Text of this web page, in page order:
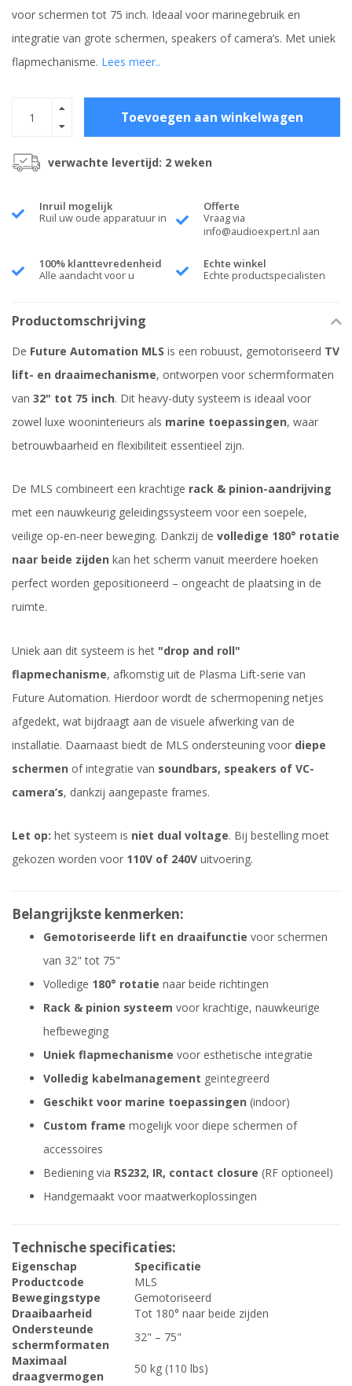
voor schermen tot 75 inch. Ideaal voor marinegebruik en
integratie van grote schermen, speakers of camera’s. Met uniek
flapmechanisme. Lees meer..
Toevoegen aan winkelwagen
verwachte levertijd: 2 weken
Inruil mogelijk
Ruil uw oude apparatuur in
Offerte
Vraag via
info@audioexpert.nl aan
100% klanttevredenheid
Alle aandacht voor u
Echte winkel
Echte productspecialisten
Productomschrijving
De Future Automation MLS is een robuust, gemotoriseerd TV
lift- en draaimechanisme, ontworpen voor schermformaten
van 32" tot 75 inch. Dit heavy-duty systeem is ideaal voor
zowel luxe wooninterieurs als marine toepassingen, waar
betrouwbaarheid en flexibiliteit essentieel zijn.
De MLS combineert een krachtige rack & pinion-aandrijving
met een nauwkeurig geleidingssysteem voor een soepele,
veilige op-en-neer beweging. Dankzij de volledige 180° rotatie
naar beide zijden kan het scherm vanuit meerdere hoeken
perfect worden gepositioneerd – ongeacht de plaatsing in de
ruimte.
Uniek aan dit systeem is het "drop and roll"
flapmechanisme, afkomstig uit de Plasma Lift-serie van
Future Automation. Hierdoor wordt de schermopening netjes
afgedekt, wat bijdraagt aan de visuele afwerking van de
installatie. Daarnaast biedt de MLS ondersteuning voor diepe
schermen of integratie van soundbars, speakers of VC-
camera’s, dankzij aangepaste frames.
Let op: het systeem is niet dual voltage. Bij bestelling moet
gekozen worden voor 110V of 240V uitvoering.
Belangrijkste kenmerken:
Gemotoriseerde lift en draaifunctie voor schermen
van 32" tot 75"
Volledige 180° rotatie naar beide richtingen
Rack & pinion systeem voor krachtige, nauwkeurige
hefbeweging
Uniek flapmechanisme voor esthetische integratie
Volledig kabelmanagement geïntegreerd
Geschikt voor marine toepassingen (indoor)
Custom frame mogelijk voor diepe schermen of
accessoires
Bediening via RS232, IR, contact closure (RF optioneel)
Handgemaakt voor maatwerkoplossingen
Technische specificaties:
Eigenschap
Specificatie
Productcode
MLS
Bewegingstype
Gemotoriseerd
Draaibaarheid
Tot 180° naar beide zijden
Ondersteunde
schermformaten
32" – 75"
Maximaal
draagvermogen
50 kg (110 lbs)